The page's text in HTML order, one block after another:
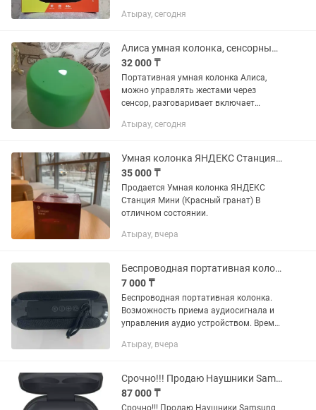
шығады. Bluetooth бар.
Атырау, сегодня
Алиса умная колонка, сенсорный аудио помощник
32 000 ₸
Портативная умная колонка Алиса,
можно управлять жестами через
сенсор, разговаривает включает
устройств включать и выключать свет
Атырау, сегодня
Умная колонка ЯНДЕКС Станция Мини (Красный гранат)
35 000 ₸
Продается Умная колонка ЯНДЕКС
Станция Мини (Красный гранат) В
отличном состоянии.
Атырау, вчера
Беспроводная портативная колонка
7 000 ₸
Беспроводная портативная колонка.
Возможность приема аудиосигнала и
управления аудио устройством. Время
зарядный кабель.
Атырау, вчера
Срочно!!! Продаю Наушники Samsung Galaxy Buds2 Pro
87 000 ₸
Срочно!!! Продаю Наушники Samsung